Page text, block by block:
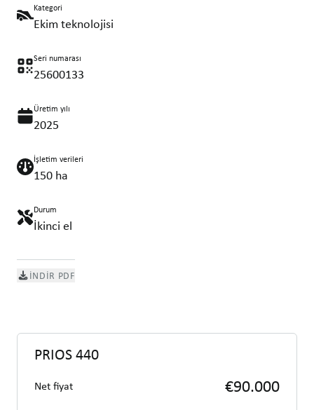
Kategori
Ekim teknolojisi
Seri numarası
25600133
Üretim yılı
2025
İşletim verileri
150 ha
Durum
İkinci el
İNDIR PDF
PRIOS 440
Net fiyat €90.000